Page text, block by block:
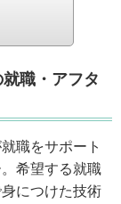
職・アフタ
職をサポート
希望する就職
につけた技術